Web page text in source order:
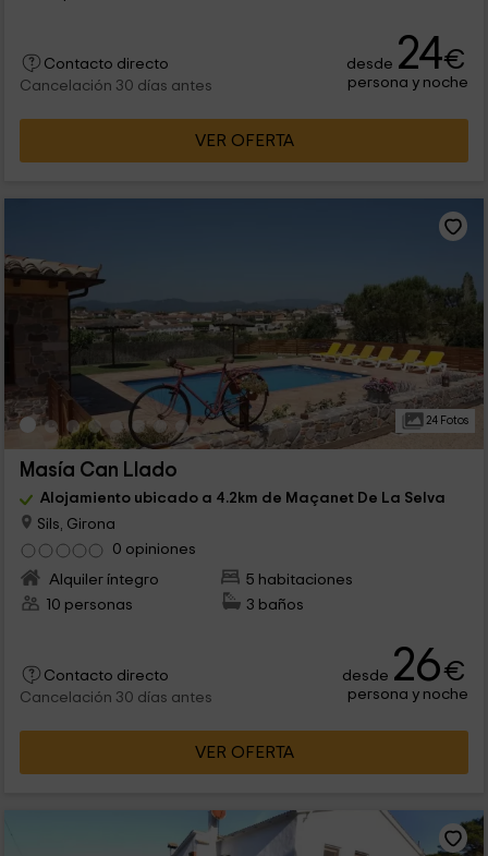
Contacto directo
Cancelación 30 días antes
desde 24€
persona y noche
VER OFERTA
24 Fotos
Masía Can Llado
Alojamiento ubicado a 4.2km de Maçanet De La Selva
Sils, Girona
0 opiniones
Alquiler íntegro
5 habitaciones
10 personas
3 baños
Contacto directo
Cancelación 30 días antes
desde 26€
persona y noche
VER OFERTA